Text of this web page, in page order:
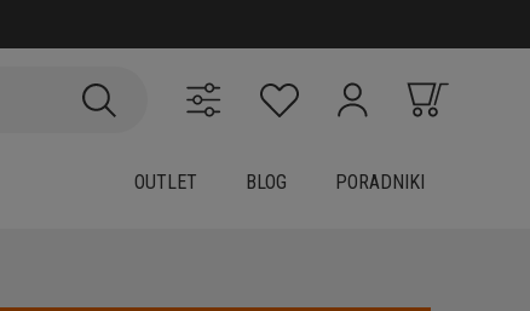
OUTLET BLOG PORADNIKI